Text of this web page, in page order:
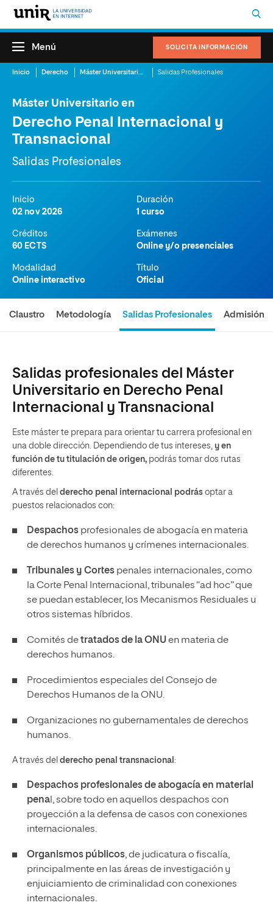
SOLICITA INFORMACIÓN
Menú
Inicio Derecho Máster Universitario en Derecho Penal Internacional y Transnacional Salidas Profesionales
Máster Universitario en
Derecho Penal Internacional y
Transnacional
Salidas Profesionales
Inicio
02 nov 2026
Duración
1 curso
Créditos
60 ECTS
Exámenes
Online y/o presenciales
Modalidad
Online interactivo
Título
Oficial
Claustro Metodología Salidas Profesionales Admisión
Salidas profesionales del Máster
Universitario en Derecho Penal
Internacional y Transnacional
Este máster te prepara para orientar tu carrera profesional en
una doble dirección. Dependiendo de tus intereses, y en
función de tu titulación de origen, podrás tomar dos rutas
diferentes.
A través del derecho penal internacional podrás optar a
puestos relacionados con:
Despachos profesionales de abogacía en materia
de derechos humanos y crímenes internacionales.
Tribunales y Cortes penales internacionales, como
la Corte Penal Internacional, tribunales “ad hoc” que
se puedan establecer, los Mecanismos Residuales u
otros sistemas híbridos.
Comités detratados de la ONUen materia de
derechos humanos.
Procedimientos especiales del Consejo de
Derechos Humanos de la ONU.
Organizaciones no gubernamentales de derechos
humanos.
A través del derecho penal transnacional :
Despachos profesionales de abogacía en material
pena l, sobre todo en aquellos despachos con
proyección a la defensa de casos con conexiones
internacionales.
Organismos públicos, de judicatura o fiscalía,
principalmente en las áreas de investigación y
enjuiciamiento de criminalidad con conexiones
internacionales.